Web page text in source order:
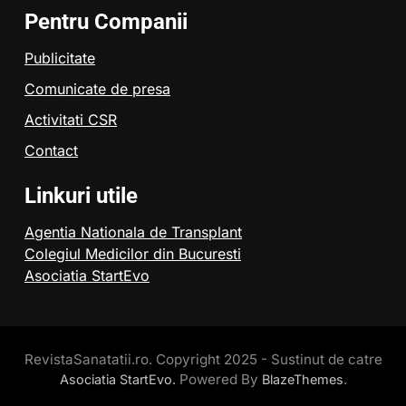
Pentru Companii
Publicitate
Comunicate de presa
Activitati CSR
Contact
Linkuri utile
Agentia Nationala de Transplant
Colegiul Medicilor din Bucuresti
Asociatia StartEvo
RevistaSanatatii.ro. Copyright 2025 - Sustinut de catre
Asociatia StartEvo. Powered By BlazeThemes.